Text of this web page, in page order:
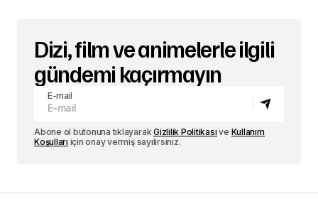
Dizi, film ve animelerle ilgili
gündemi kaçırmayın
E-mail
Abone ol butonuna tıklayarakGizlilik Politikası ve Kullanım
Koşulları için onay vermiş sayılırsınız.